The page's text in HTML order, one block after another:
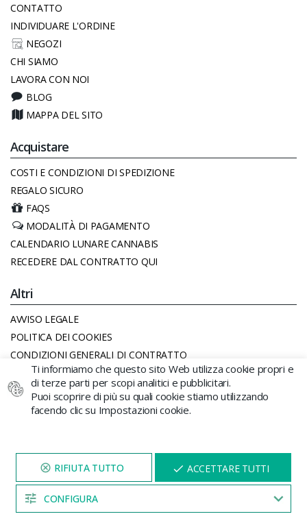
CONTATTO
INDIVIDUARE L'ORDINE
NEGOZI
CHI SIAMO
LAVORA CON NOI
BLOG
MAPPA DEL SITO
Acquistare
COSTI E CONDIZIONI DI SPEDIZIONE
REGALO SICURO
FAQS
MODALITÀ DI PAGAMENTO
CALENDARIO LUNARE CANNABIS
RECEDERE DAL CONTRATTO QUI
Altri
AVVISO LEGALE
POLITICA DEI COOKIES
CONDIZIONI GENERALI DI CONTRATTO
POLITICA PRIVACY
Contacto
Ti informiamo che questo sito Web utilizza cookie propri e
di terze parti per scopi analitici e pubblicitari.
Puoi scoprire di più su quali cookie stiamo utilizzando
facendo clic su Impostazioni cookie.
CONFIGURA
ACCETTARE TUTTI
VISITA IL NOSTRO SITO
PER 5 MINUTI E QUI
APPARIRÀ UNOSCONTO
04:53